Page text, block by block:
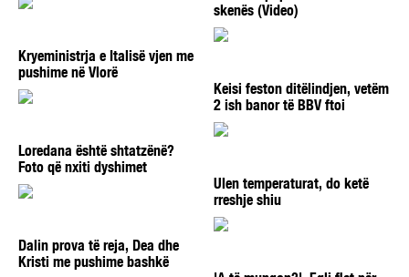
skenës (Video)
Kryeministrja e Italisë vjen me
pushime në Vlorë
Keisi feston ditëlindjen, vetëm
2 ish banor të BBV ftoi
Loredana është shtatzënë?
Foto që nxiti dyshimet
Ulen temperaturat, do ketë
rreshje shiu
Dalin prova të reja, Dea dhe
Kristi me pushime bashkë